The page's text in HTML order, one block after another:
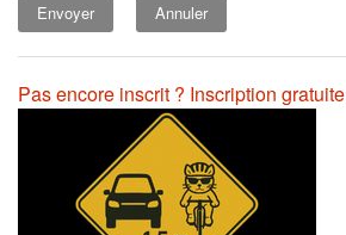
Annuler
Pas encore inscrit ? Inscription gratuite